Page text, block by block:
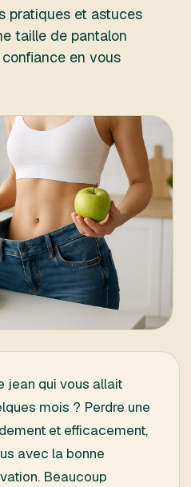
pratiques et astuces
taille de pantalon
en vous
jean qui vous allait
mois ? Perdre une
et efficacement,
avec la bonne
Beaucoup